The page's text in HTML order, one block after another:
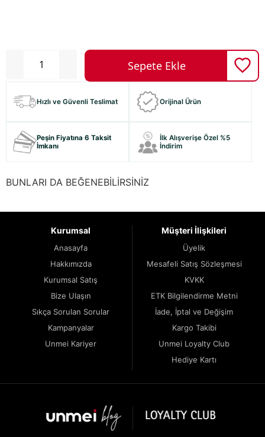
Hızlı ve Güvenli Teslimat Orijinal Ürün
Peşin Fiyatına 6 Taksit
İmkanı
İlk Alışverişe Özel %5
İndirim
BUNLARI DA BEĞENEBİLİRSİNİZ
Kurumsal
Anasayfa
Hakkımızda
Kurumsal Satış
Bize Ulaşın
Sıkça Sorulan Sorular
Kampanyalar
Unmei Kariyer
Müşteri İlişkileri
Üyelik
Mesafeli Satış Sözleşmesi
KVKK
ETK Bilgilendirme Metni
İade, İptal ve Değişim
Kargo Takibi
Unmei Loyalty Club
Hediye Kartı